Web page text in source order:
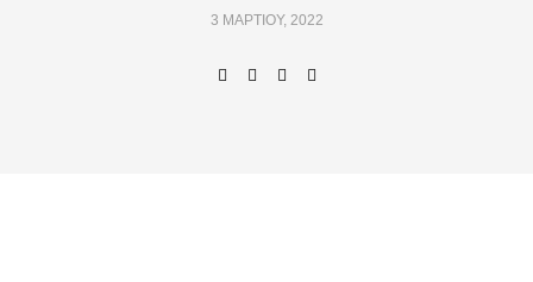
3 ΜΑΡΤΊΟΥ, 2022